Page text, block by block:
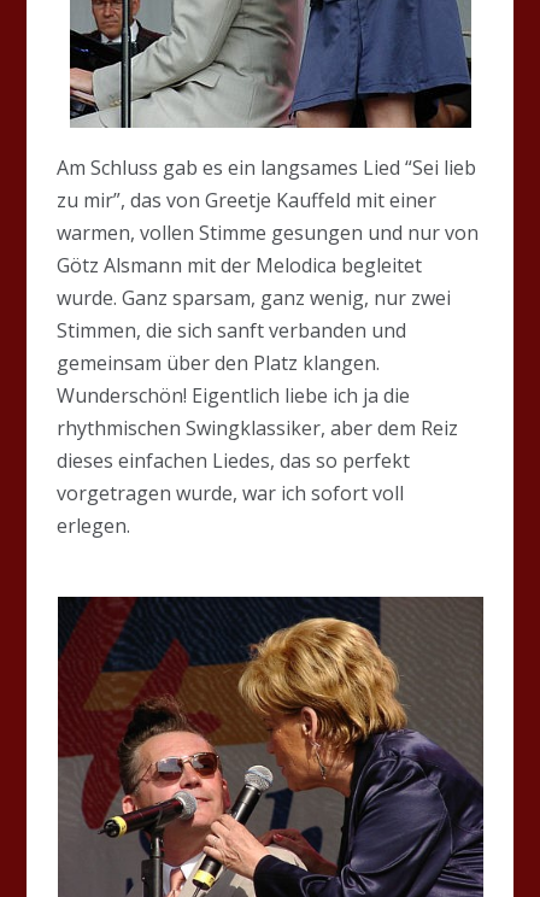
Am Schluss gab es ein langsames Lied “Sei lieb
zu mir”, das von Greetje Kauffeld mit einer
warmen, vollen Stimme gesungen und nur von
Götz Alsmann mit der Melodica begleitet
wurde. Ganz sparsam, ganz wenig, nur zwei
Stimmen, die sich sanft verbanden und
gemeinsam über den Platz klangen.
Wunderschön! Eigentlich liebe ich ja die
rhythmischen Swingklassiker, aber dem Reiz
dieses einfachen Liedes, das so perfekt
vorgetragen wurde, war ich sofort voll
erlegen.